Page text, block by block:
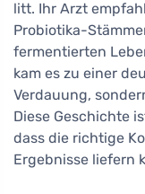
litt. Ihr Arzt
Probiotika-
fermentierten
kam es zu einer
Verdauung,
Diese Geschichte
dass die richtige
Ergebnisse liefern